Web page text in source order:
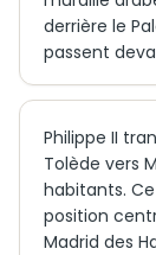
derrière le
passent
Philippe II
Tolède vers
habitants.
position
Madrid des